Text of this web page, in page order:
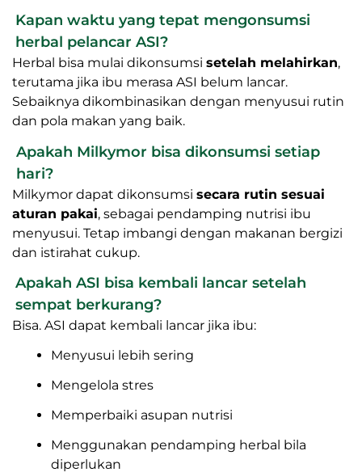
selama dikonsumsi sesuai aturan dan tidak
berlebihan. Herbal bukan pengganti makanan,
tetapi membantu mendukung tubuh ibu dari
Kapan waktu yang tepat mengonsumsi herbal
pelancar ASI?
Herbal bisa mulai dikonsumsi
setelah melahirkan
terutama jika ibu merasa ASI belum lancar.
Sebaiknya dikombinasikan dengan menyusui rutin
dan pola makan yang baik.
Apakah Milkymor bisa dikonsumsi setiap hari?
Milkymor dapat dikonsumsi
menyusui. Tetap imbangi dengan makanan bergizi
dan istirahat cukup.
Apakah ASI bisa kembali lancar setelah sempat
berkurang?
Memperbaiki asupan nutrisi